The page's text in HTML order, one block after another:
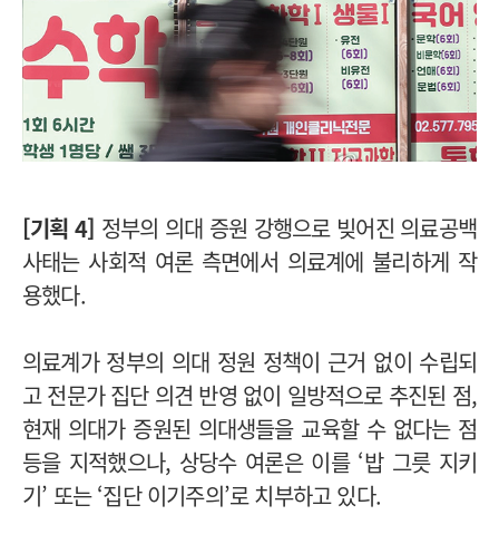
[기획 4] 정부의 의대 증원 강행으로 빚어진 의료공백
사태는 사회적 여론 측면에서 의료계에 불리하게 작
용했다.
의료계가 정부의 의대 정원 정책이 근거 없이 수립되
고 전문가 집단 의견 반영 없이 일방적으로 추진된 점,
현재 의대가 증원된 의대생들을 교육할 수 없다는 점
등을 지적했으나, 상당수 여론은 이를 ‘밥 그릇 지키
기’ 또는 ‘집단 이기주의’로 치부하고 있다.